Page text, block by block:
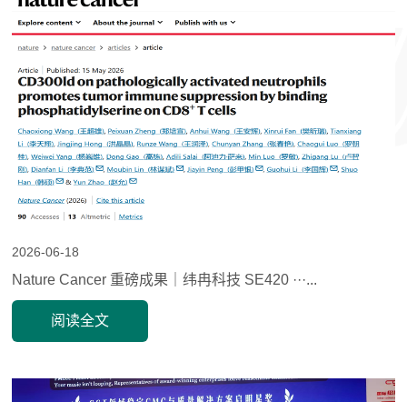
2026-06-18
Nature Cancer 重磅成果｜纬冉科技 SE420 ···...
阅读全文